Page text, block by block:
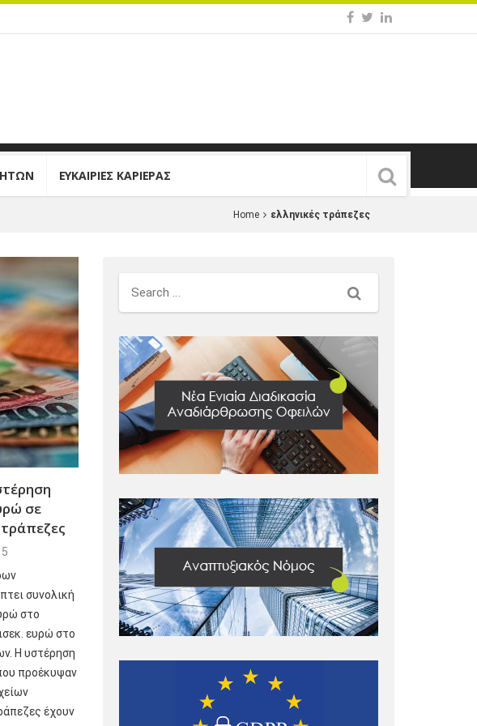
ΕΥΚΑΙΡΙΕΣ ΚΑΡΙΕΡΑΣ
Home ελληνικές τράπεζες
σε
συνολική
στο
ευρώ στο
Η υστέρηση
προέκυψαν
έχουν
Search